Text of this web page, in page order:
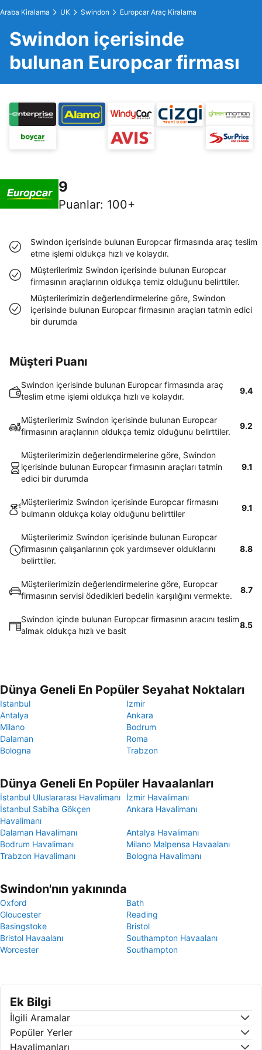
Araba Kiralama UK Swindon Europcar Araç Kiralama
Swindon içerisinde
bulunan Europcar firması
9
Puanlar: 100+
Swindon içerisinde bulunan Europcar firmasında araç teslim
etme işlemi oldukça hızlı ve kolaydır.
Müşterilerimiz Swindon içerisinde bulunan Europcar
firmasının araçlarının oldukça temiz olduğunu belirttiler.
Müşterilerimizin değerlendirmelerine göre, Swindon
içerisinde bulunan Europcar firmasının araçları tatmin edici
bir durumda
Müşteri Puanı
Swindon içerisinde bulunan Europcar firmasında araç
teslim etme işlemi oldukça hızlı ve kolaydır.
9.4
Müşterilerimiz Swindon içerisinde bulunan Europcar
firmasının araçlarının oldukça temiz olduğunu belirttiler.
9.2
Müşterilerimizin değerlendirmelerine göre, Swindon
içerisinde bulunan Europcar firmasının araçları tatmin
edici bir durumda
9.1
Müşterilerimiz Swindon içerisinde Europcar firmasını
bulmanın oldukça kolay olduğunu belirttiler
9.1
Müşterilerimiz Swindon içerisinde bulunan Europcar
firmasının çalışanlarının çok yardımsever olduklarını
belirttiler.
8.8
Müşterilerimizin değerlendirmelerine göre, Europcar
firmasının servisi ödedikleri bedelin karşılığını vermekte.
8.7
Swindon içinde bulunan Europcar firmasının aracını teslim
almak oldukça hızlı ve basit
8.5
Dünya Geneli En Popüler Seyahat Noktaları
Istanbul
Izmir
Antalya
Ankara
Milano
Bodrum
Dalaman
Roma
Bologna
Trabzon
Dünya Geneli En Popüler Havaalanları
İstanbul Uluslararası Havalimanı
İzmir Havalimanı
İstanbul Sabiha Gökçen
Havalimanı
Ankara Havalimanı
Dalaman Havalimanı
Antalya Havalimanı
Bodrum Havalimanı
Milano Malpensa Havaalanı
Trabzon Havalimanı
Bologna Havalimanı
Swindon'nın yakınında
Oxford
Bath
Gloucester
Reading
Basingstoke
Bristol
Bristol Havaalanı
Southampton Havaalanı
Worcester
Southampton
Ek Bilgi
İlgili Aramalar
Popüler Yerler
Havalimanları